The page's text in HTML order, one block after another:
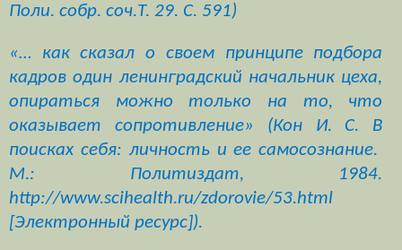
Поли. собр. соч.Т. 29. С. 591)
«… как сказал о своем принципе подбора
кадров один ленинградский начальник цеха,
опираться можно только на то, что
оказывает сопротивление» (Кон И. С. В
поисках себя: личность и ее самосознание.
М.: Политиздат, 1984.
http://www.scihealth.ru/zdorovie/53.html
[Электронный ресурс]).